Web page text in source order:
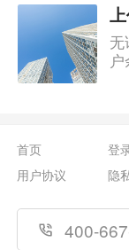
首页 登
用户协议
隐
400-